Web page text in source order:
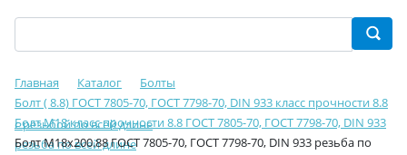
Главная Каталог
Болты
Болт ( 8.8) ГОСТ 7805-70, ГОСТ 7798-70, DIN 933 класс прочности 8.8
с резьбой по всей длине
Болт М18 класс прочности 8.8 ГОСТ 7805-70, ГОСТ 7798-70, DIN 933
резьба по всей длине
Болт М18х200.88 ГОСТ 7805-70, ГОСТ 7798-70, DIN 933 резьба по